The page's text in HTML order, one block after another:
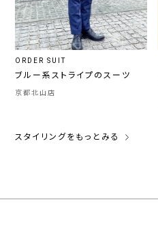
ORDER SUIT
ブルー系ストライプのスーツ
京都北山店
スタイリングをもっとみる